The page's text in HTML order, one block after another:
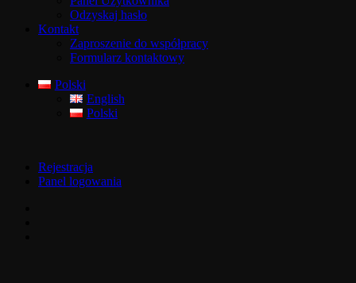
Odzyskaj hasło
Kontakt
Zaproszenie do współpracy
Formularz kontaktowy
Polski
English
Polski
Rejestracja
Panel logowania